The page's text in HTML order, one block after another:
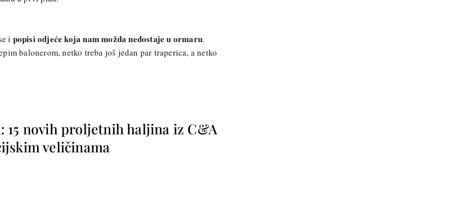
i popisi odjeće koja nam možda nedostaje u ormaru.
balonerom, netko treba još jedan par traperica, a netko
15 novih proljetnih haljina iz C&A
veličinama